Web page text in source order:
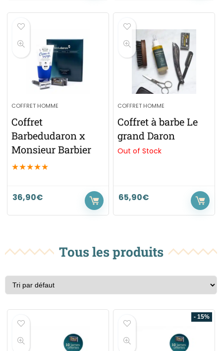
COFFRET HOMME
Coffret
Barbedudaron x
Monsieur Barbier
★★★★★
36,90€
COFFRET HOMME
Coffret à barbe Le
grand Daron
Out of Stock
65,90€
Tous les produits
- 15%